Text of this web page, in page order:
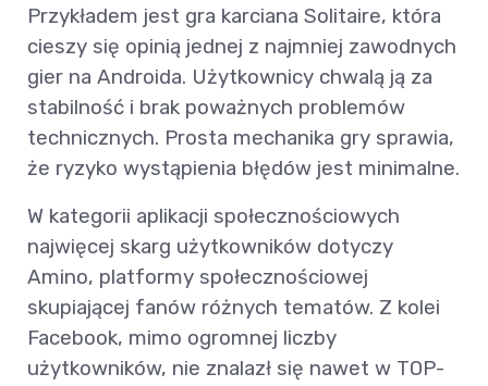
Przykładem jest gra karciana Solitaire, która
cieszy się opinią jednej z najmniej zawodnych
gier na Androida. Użytkownicy chwalą ją za
stabilność i brak poważnych problemów
technicznych. Prosta mechanika gry sprawia,
że ryzyko wystąpienia błędów jest minimalne.
W kategorii aplikacji społecznościowych
najwięcej skarg użytkowników dotyczy
Amino, platformy społecznościowej
skupiającej fanów różnych tematów. Z kolei
Facebook, mimo ogromnej liczby
użytkowników, nie znalazł się nawet w TOP-